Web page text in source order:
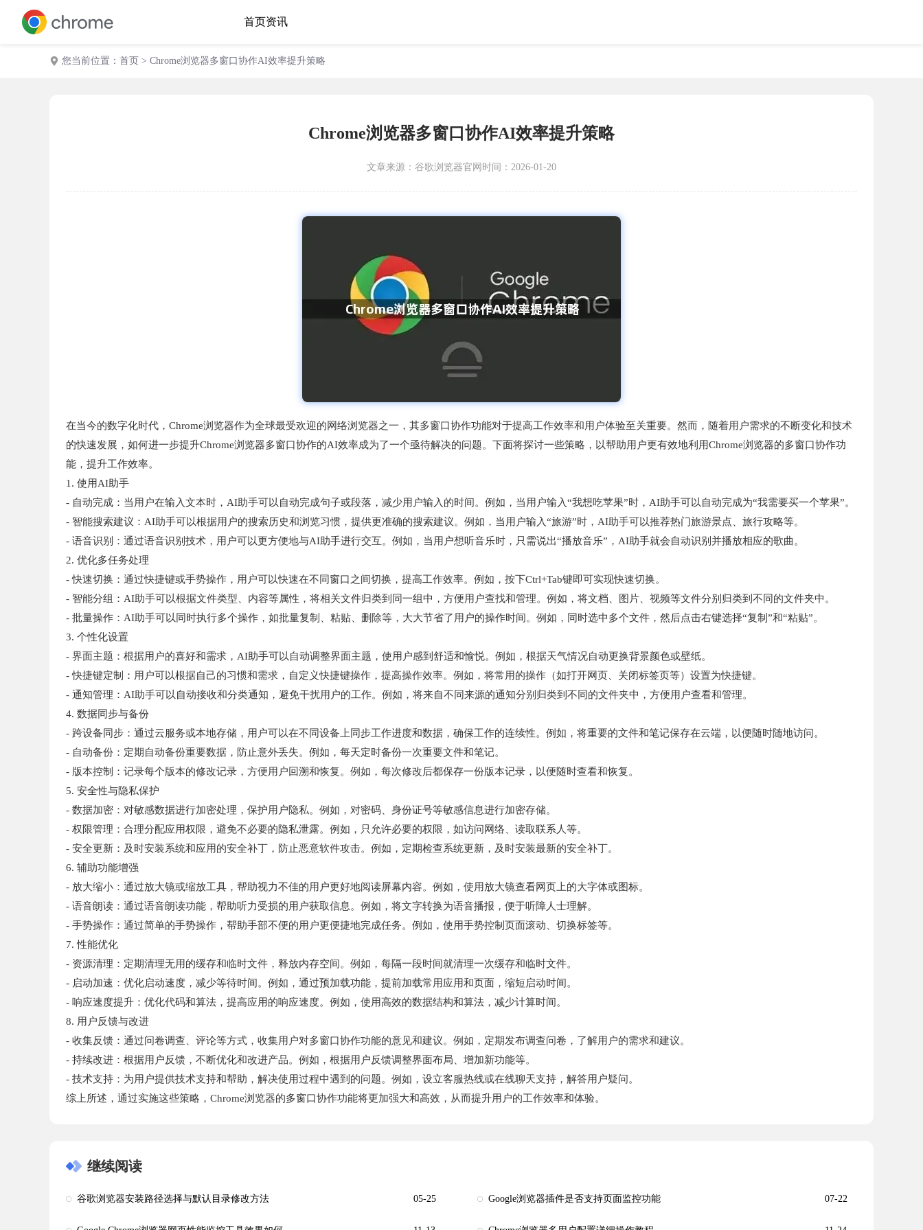
首页资讯
您当前位置： 首页 > Chrome浏览器多窗口协作AI效率提升策略
Chrome浏览器多窗口协作AI效率提升策略
文章来源： 谷歌浏览器官网 时间：2026-01-20
在当今的数字化时代，Chrome浏览器作为全球最受欢迎的网络浏览器之一，其多窗口协作功能对于提高工作效率和用户体验至关重要。然而，随着用户需求的不断变化和技术
的快速发展，如何进一步提升Chrome浏览器多窗口协作的AI效率成为了一个亟待解决的问题。下面将探讨一些策略，以帮助用户更有效地利用Chrome浏览器的多窗口协作功
能，提升工作效率。
1. 使用AI助手
- 自动完成：当用户在输入文本时，AI助手可以自动完成句子或段落，减少用户输入的时间。例如，当用户输入“我想吃苹果”时，AI助手可以自动完成为“我需要买一个苹果”。
- 智能搜索建议：AI助手可以根据用户的搜索历史和浏览习惯，提供更准确的搜索建议。例如，当用户输入“旅游”时，AI助手可以推荐热门旅游景点、旅行攻略等。
- 语音识别：通过语音识别技术，用户可以更方便地与AI助手进行交互。例如，当用户想听音乐时，只需说出“播放音乐”，AI助手就会自动识别并播放相应的歌曲。
2. 优化多任务处理
- 快速切换：通过快捷键或手势操作，用户可以快速在不同窗口之间切换，提高工作效率。例如，按下Ctrl+Tab键即可实现快速切换。
- 智能分组：AI助手可以根据文件类型、内容等属性，将相关文件归类到同一组中，方便用户查找和管理。例如，将文档、图片、视频等文件分别归类到不同的文件夹中。
- 批量操作：AI助手可以同时执行多个操作，如批量复制、粘贴、删除等，大大节省了用户的操作时间。例如，同时选中多个文件，然后点击右键选择“复制”和“粘贴”。
3. 个性化设置
- 界面主题：根据用户的喜好和需求，AI助手可以自动调整界面主题，使用户感到舒适和愉悦。例如，根据天气情况自动更换背景颜色或壁纸。
- 快捷键定制：用户可以根据自己的习惯和需求，自定义快捷键操作，提高操作效率。例如，将常用的操作（如打开网页、关闭标签页等）设置为快捷键。
- 通知管理：AI助手可以自动接收和分类通知，避免干扰用户的工作。例如，将来自不同来源的通知分别归类到不同的文件夹中，方便用户查看和管理。
4. 数据同步与备份
- 跨设备同步：通过云服务或本地存储，用户可以在不同设备上同步工作进度和数据，确保工作的连续性。例如，将重要的文件和笔记保存在云端，以便随时随地访问。
- 自动备份：定期自动备份重要数据，防止意外丢失。例如，每天定时备份一次重要文件和笔记。
- 版本控制：记录每个版本的修改记录，方便用户回溯和恢复。例如，每次修改后都保存一份版本记录，以便随时查看和恢复。
5. 安全性与隐私保护
- 数据加密：对敏感数据进行加密处理，保护用户隐私。例如，对密码、身份证号等敏感信息进行加密存储。
- 权限管理：合理分配应用权限，避免不必要的隐私泄露。例如，只允许必要的权限，如访问网络、读取联系人等。
- 安全更新：及时安装系统和应用的安全补丁，防止恶意软件攻击。例如，定期检查系统更新，及时安装最新的安全补丁。
6. 辅助功能增强
- 放大缩小：通过放大镜或缩放工具，帮助视力不佳的用户更好地阅读屏幕内容。例如，使用放大镜查看网页上的大字体或图标。
- 语音朗读：通过语音朗读功能，帮助听力受损的用户获取信息。例如，将文字转换为语音播报，便于听障人士理解。
- 手势操作：通过简单的手势操作，帮助手部不便的用户更便捷地完成任务。例如，使用手势控制页面滚动、切换标签等。
7. 性能优化
- 资源清理：定期清理无用的缓存和临时文件，释放内存空间。例如，每隔一段时间就清理一次缓存和临时文件。
- 启动加速：优化启动速度，减少等待时间。例如，通过预加载功能，提前加载常用应用和页面，缩短启动时间。
- 响应速度提升：优化代码和算法，提高应用的响应速度。例如，使用高效的数据结构和算法，减少计算时间。
8. 用户反馈与改进
- 收集反馈：通过问卷调查、评论等方式，收集用户对多窗口协作功能的意见和建议。例如，定期发布调查问卷，了解用户的需求和建议。
- 持续改进：根据用户反馈，不断优化和改进产品。例如，根据用户反馈调整界面布局、增加新功能等。
- 技术支持：为用户提供技术支持和帮助，解决使用过程中遇到的问题。例如，设立客服热线或在线聊天支持，解答用户疑问。
综上所述，通过实施这些策略，Chrome浏览器的多窗口协作功能将更加强大和高效，从而提升用户的工作效率和体验。
继续阅读
谷歌浏览器安装路径选择与默认目录修改方法 05-25 Google浏览器插件是否支持页面监控功能 07-22